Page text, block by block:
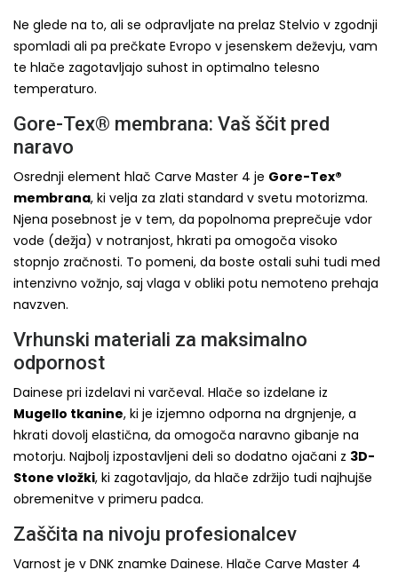
Ne glede na to, ali se odpravljate na prelaz Stelvio v zgodnji
spomladi ali pa prečkate Evropo v jesenskem deževju, vam
te hlače zagotavljajo suhost in optimalno telesno
temperaturo.
Gore-Tex® membrana: Vaš ščit pred
naravo
Osrednji element hlač Carve Master 4 je Gore-Tex®
membrana, ki velja za zlati standard v svetu motorizma.
Njena posebnost je v tem, da popolnoma preprečuje vdor
vode (dežja) v notranjost, hkrati pa omogoča visoko
stopnjo zračnosti. To pomeni, da boste ostali suhi tudi med
intenzivno vožnjo, saj vlaga v obliki potu nemoteno prehaja
navzven.
Vrhunski materiali za maksimalno
odpornost
Dainese pri izdelavi ni varčeval. Hlače so izdelane iz
Mugello tkanine, ki je izjemno odporna na drgnjenje, a
hkrati dovolj elastična, da omogoča naravno gibanje na
motorju. Najbolj izpostavljeni deli so dodatno ojačani z 3D-
Stone vložki, ki zagotavljajo, da hlače zdržijo tudi najhujše
obremenitve v primeru padca.
Zaščita na nivoju profesionalcev
Varnost je v DNK znamke Dainese. Hlače Carve Master 4